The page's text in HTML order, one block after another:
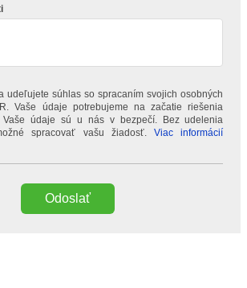
udeľujete súhlas so spracaním svojich osobných
Vaše údaje potrebujeme na začatie riešenia
Vaše údaje sú u nás v bezpečí. Bez udelenia
spracovať vašu žiadosť.Viac informácií
Odoslať